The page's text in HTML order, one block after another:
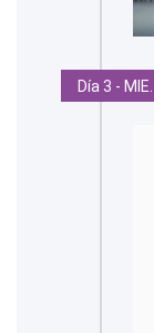
Día 3 - MIE.